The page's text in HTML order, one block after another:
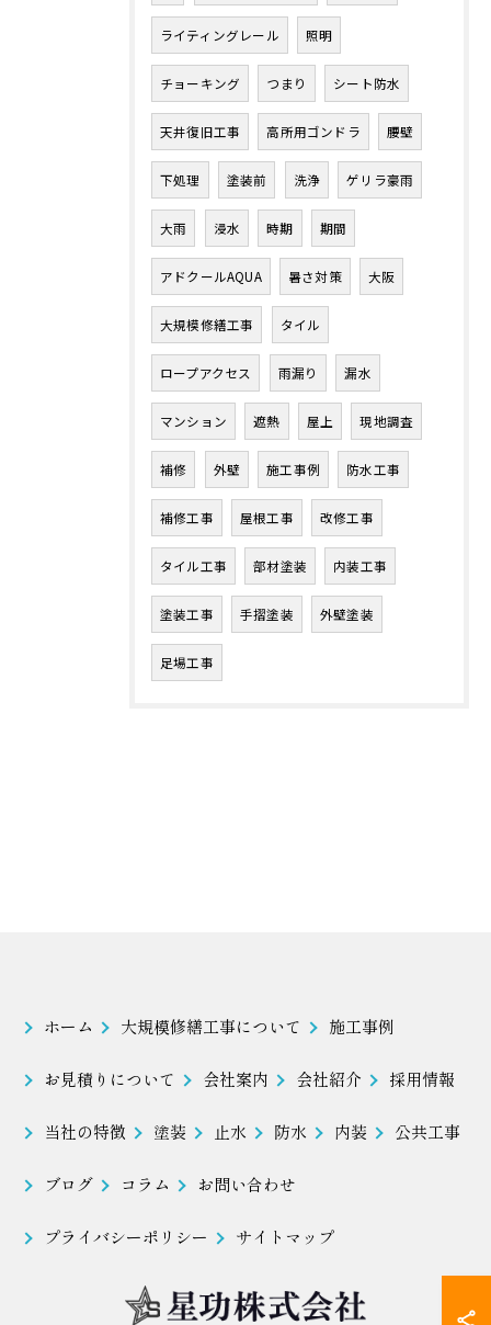
ライティングレール 照明
チョーキング つまり シート防水
天井復旧工事 高所用ゴンドラ 腰壁
下処理 塗装前 洗浄 ゲリラ豪雨
大雨 浸水 時期 期間
アドクールAQUA 暑さ対策 大阪
大規模修繕工事 タイル
ロープアクセス 雨漏り 漏水
マンション 遮熱 屋上 現地調査
補修 外壁 施工事例 防水工事
補修工事 屋根工事 改修工事
タイル工事 部材塗装 内装工事
塗装工事 手摺塗装 外壁塗装
足場工事
ホーム 大規模修繕工事について 施工事例
お見積りについて 会社案内 会社紹介 採用情報
当社の特徴 塗装 止水 防水 内装 公共工事
ブログ コラム お問い合わせ
プライバシーポリシー サイトマップ